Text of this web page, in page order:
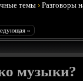
темы ›Разговоры
»
музыки?